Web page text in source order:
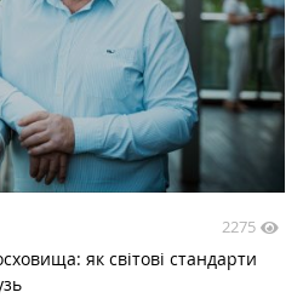
2275
як світові стандарти